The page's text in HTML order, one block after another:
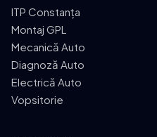
ITP Constanța
Montaj GPL
Mecanică Auto
Diagnoză Auto
Electrică Auto
Vopsitorie